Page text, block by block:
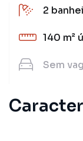
2
140 m²
Sem